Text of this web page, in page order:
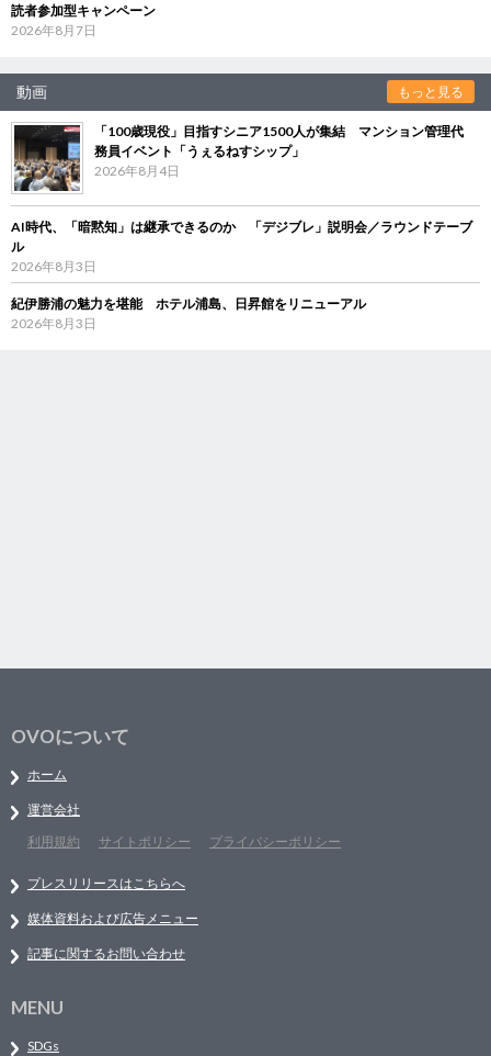
読者参加型キャンペーン
2026年8月7日
動画 もっと見る
「100歳現役」目指すシニア1500人が集結 マンション管理代
務員イベント「うぇるねすシップ」
2026年8月4日
AI時代、「暗黙知」は継承できるのか 「デジブレ」説明会／ラウンドテーブ
ル
2026年8月3日
紀伊勝浦の魅力を堪能 ホテル浦島、日昇館をリニューアル
2026年8月3日
OVOについて
ホーム
運営会社
利用規約
サイトポリシー プライバシーポリシー
プレスリリースはこちらへ
媒体資料および広告メニュー
記事に関するお問い合わせ
MENU
SDGs